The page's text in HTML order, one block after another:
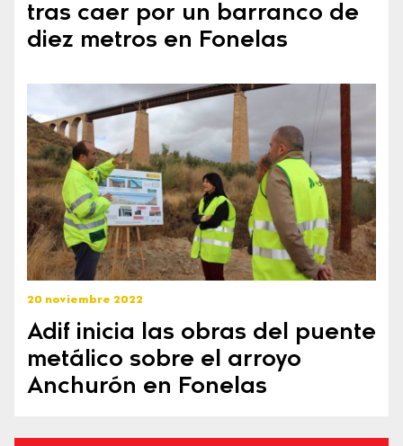
tras caer por un barranco de
diez metros en Fonelas
20 noviembre 2022
Adif inicia las obras del puente
metálico sobre el arroyo
Anchurón en Fonelas